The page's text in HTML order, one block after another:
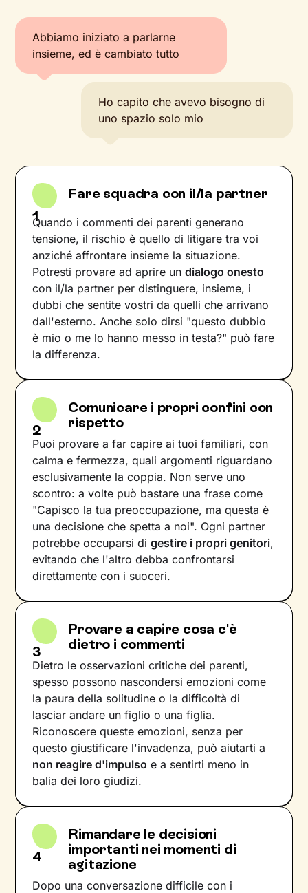
Abbiamo iniziato a parlarne
insieme, ed è cambiato tutto
Ho capito che avevo bisogno di
uno spazio solo mio
1
Fare squadra con il/la partner
Quando i commenti dei parenti generano
tensione, il rischio è quello di litigare tra voi
anziché affrontare insieme la situazione.
Potresti provare ad aprire undialogo onesto
con il/la partner per distinguere, insieme, i
dubbi che sentite vostri da quelli che arrivano
dall'esterno. Anche solo dirsi "questo dubbio
è mio o me lo hanno messo in testa?" può fare
la differenza.
2
Comunicare i propri confini con
rispetto
Puoi provare a far capire ai tuoi familiari, con
calma e fermezza, quali argomenti riguardano
esclusivamente la coppia. Non serve uno
scontro: a volte può bastare una frase come
"Capisco la tua preoccupazione, ma questa è
una decisione che spetta a noi". Ogni partner
potrebbe occuparsi digestire i propri genitori,
evitando che l'altro debba confrontarsi
direttamente con i suoceri.
3
Provare a capire cosa c'è
dietro i commenti
Dietro le osservazioni critiche dei parenti,
spesso possono nascondersi emozioni come
la paura della solitudine o la difficoltà di
lasciar andare un figlio o una figlia.
Riconoscere queste emozioni, senza per
questo giustificare l'invadenza, può aiutarti a
non reagire d'impulso e a sentirti meno in
balia dei loro giudizi.
4
Rimandare le decisioni
importanti nei momenti di
agitazione
Dopo una conversazione difficile con i